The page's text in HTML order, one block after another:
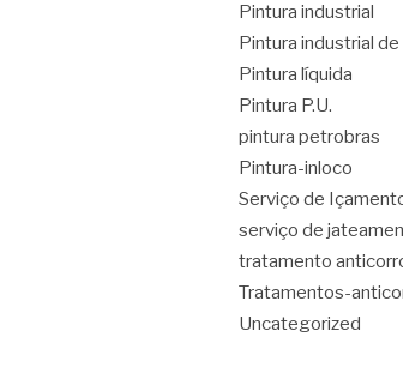
Pintura industrial
Pintura industrial de
Pintura líquida
Pintura P.U.
pintura petrobras
Pintura-inloco
Serviço de
serviço de
tratamento
Tratamentos-
Uncategorized